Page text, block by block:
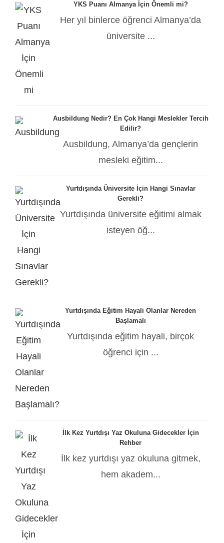
YKS Puanı Almanya İçin Önemli mi?
Her yıl binlerce öğrenci Almanya’da
üniversite ...
Ausbildung Nedir? En Çok Hangi Meslekler Tercih
Edilir?
Ausbildung, Almanya’da gençlerin
mesleki eğitim...
Yurtdışında Üniversite İçin Hangi Sınavlar
Gerekli?
Yurtdışında üniversite eğitimi almak
isteyen öğ...
Yurtdışında Eğitim Hayali Olanlar Nereden
Başlamalı
Yurtdışında eğitim hayali, birçok
öğrenci için ...
İlk Kez Yurtdışı Yaz Okuluna Gidecekler İçin
Rehber
İlk kez yurtdışı yaz okuluna gitmek,
hem akadem...